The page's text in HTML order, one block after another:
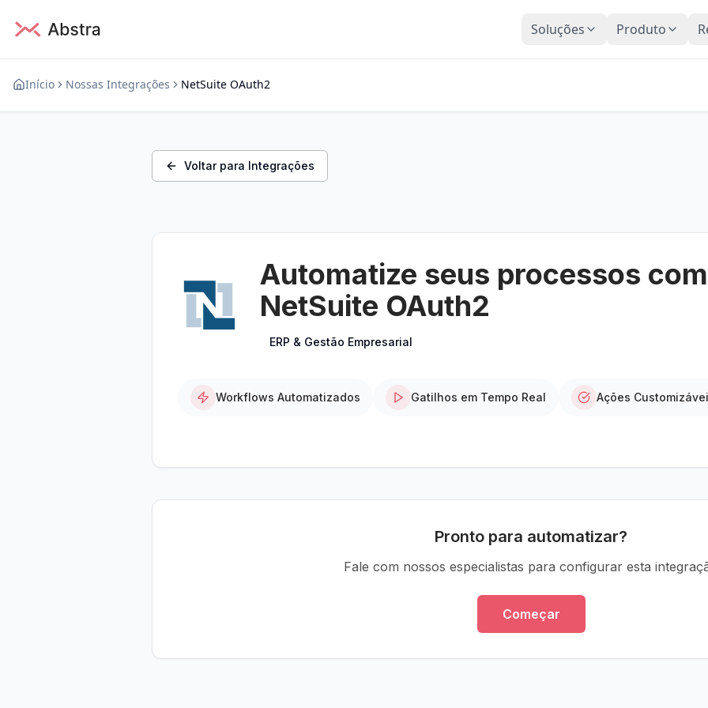
Soluções Produto
Início Nossas Integrações NetSuite OAuth2
Voltar para Integrações
Automatize seus processos
NetSuite OAuth2
ERP & Gestão Empresarial
Workflows Automatizados Gatilhos em Tempo Real Ações
Pronto para automatizar?
Fale com nossos especialistas para configurar esta
Começar